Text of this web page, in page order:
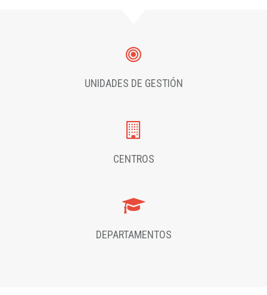
UNIDADES DE GESTIÓN
CENTROS
DEPARTAMENTOS